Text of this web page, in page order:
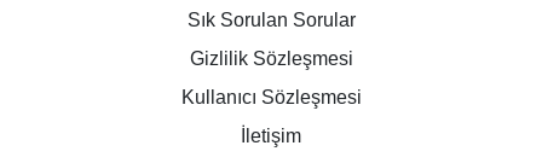
Sık Sorulan Sorular
Gizlilik Sözleşmesi
Kullanıcı Sözleşmesi
İletişim